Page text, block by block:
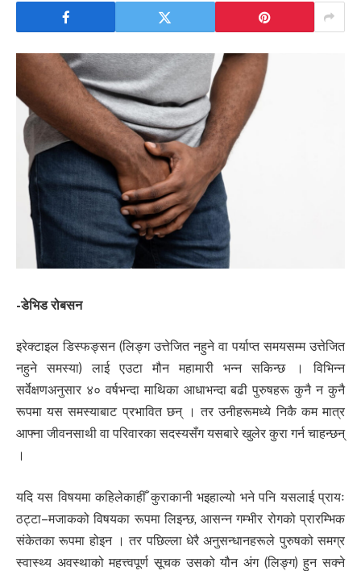
-डेभिड रोबसन
इरेक्टाइल डिस्फङ्सन (लिङ्ग उत्तेजित नहुने वा पर्याप्त समयसम्म उत्तेजित
नहुने समस्या) लाई एउटा मौन महामारी भन्न सकिन्छ । विभिन्न
सर्वेक्षणअनुसार ४० वर्षभन्दा माथिका आधाभन्दा बढी पुरुषहरू कुनै न कुनै
रूपमा यस समस्याबाट प्रभावित छन् । तर उनीहरूमध्ये निकै कम मात्र
आफ्ना जीवनसाथी वा परिवारका सदस्यसँग यसबारे खुलेर कुरा गर्न चाहन्छन्
।
यदि यस विषयमा कहिलेकाहीँ कुराकानी भइहाल्यो भने पनि यसलाई प्रायः
ठट्टा–मजाकको विषयका रूपमा लिइन्छ, आसन्न गम्भीर रोगको प्रारम्भिक
संकेतका रूपमा होइन । तर पछिल्ला धेरै अनुसन्धानहरूले पुरुषको समग्र
स्वास्थ्य अवस्थाको महत्त्वपूर्ण सूचक उसको यौन अंग (लिङ्ग) हुन सक्ने